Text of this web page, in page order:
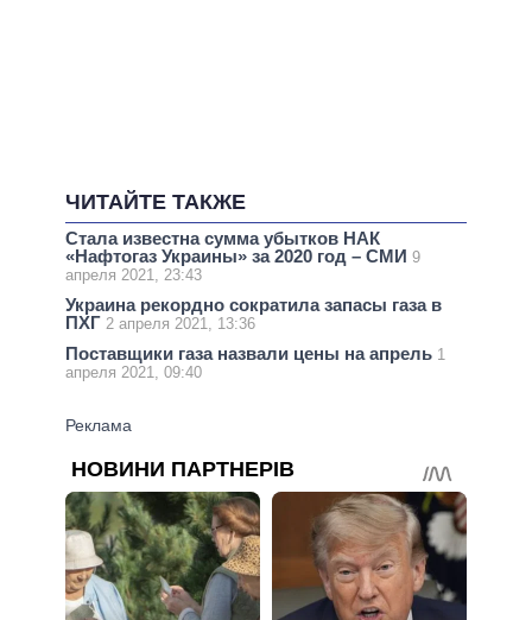
ЧИТАЙТЕ ТАКЖЕ
Стала известна сумма убытков НАК
«Нафтогаз Украины» за 2020 год – СМИ 9
апреля 2021, 23:43
Украина рекордно сократила запасы газа в
ПХГ 2 апреля 2021, 13:36
Поставщики газа назвали цены на апрель 1
апреля 2021, 09:40